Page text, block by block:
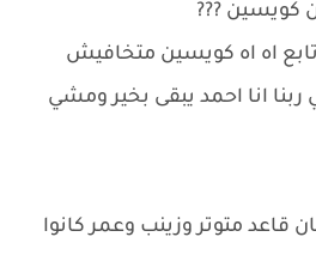
كويسين ???
اه اه كويسين متخافيش
انا احمد يبقى بخير ومشي
متوتر وزينب وعمر كانوا